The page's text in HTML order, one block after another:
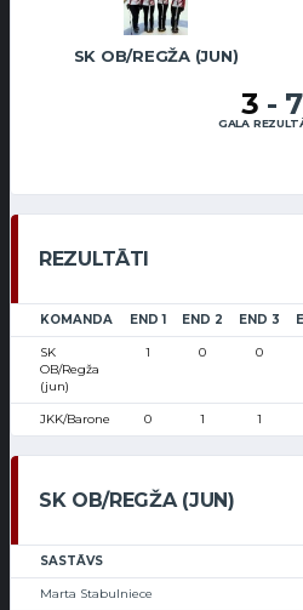
SK OB/REGŽA (JUN)
3 - 7
GALA
REZULTĀTI
KOMANDA END 1 END 2 END 3
SK
OB/Regža
(jun)
1 0 0
JKK/Barone 0 1 1
SK OB/REGŽA (JUN)
SASTĀVS
Marta Stabulniece